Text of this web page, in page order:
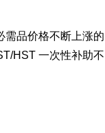
需品价格不断上涨的
HST 一次性补助不